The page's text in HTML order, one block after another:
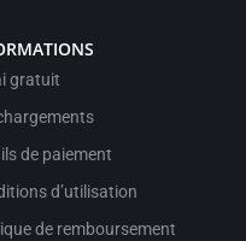
gratuit
de paiement
d’utilisation
de remboursement